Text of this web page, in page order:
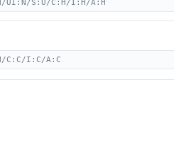
UI:N/S:U/C:H/I:H/A:H
C:C/I:C/A:C